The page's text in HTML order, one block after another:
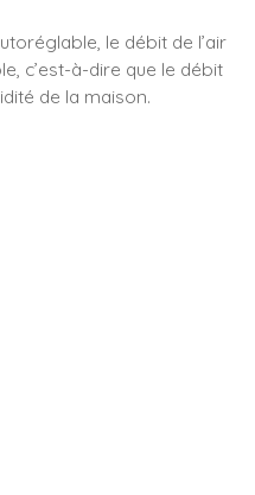
le débit de l’air
c’est-à-dire que le débit
de la maison.